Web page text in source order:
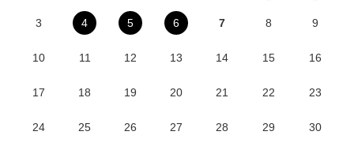
3 4 5 6 7 8 9
10 11 12 13 14 15 16
17 18 19 20 21 22 23
24 25 26 27 28 29 30